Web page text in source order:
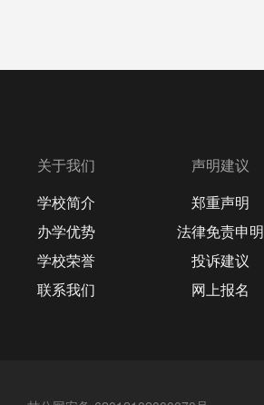
关于我们
学校简介
办学优势
学校荣誉
联系我们
声明建议
郑重声明
法律免责申明
投诉建议
网上报名